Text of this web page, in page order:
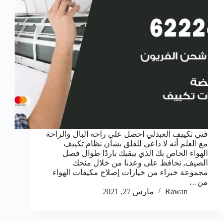
فني تكييف العبدلي احصل على راحة البال والراحة
مع العلم أنه لا داعي للقلق بشأن نظام تكييف
الهواء الخاص بك الذي يبقيك باردًا طوال فصل
الصيف, نحافظ على وعدنا من خلال منحك
مجموعة خبراء من خيارات إصلاح مكيفات الهواء
من…
Rawan
مارس 27, 2021